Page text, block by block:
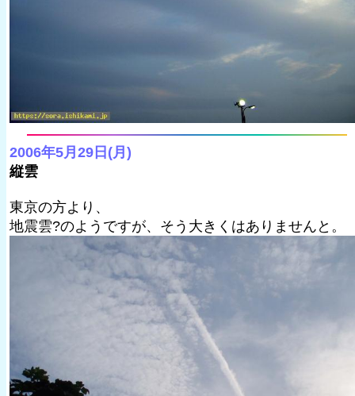
2006年5月29日(月)
縦雲
東京の方より、
地震雲?のようですが、そう大きくはありませんと。